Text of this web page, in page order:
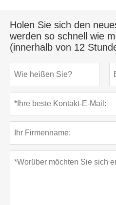
Holen Sie sich den
werden so schnell wie
(innerhalb von 12